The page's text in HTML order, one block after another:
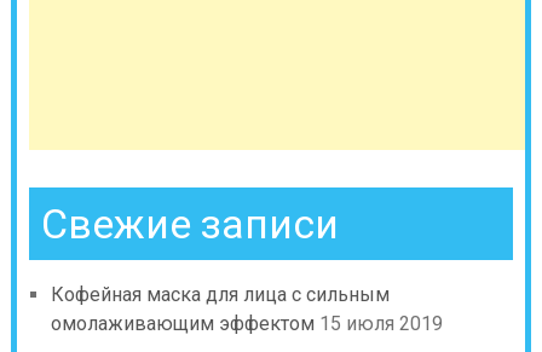
Свежие записи
Кофейная маска для лица с сильным
омолаживающим эффектом 15 июля 2019